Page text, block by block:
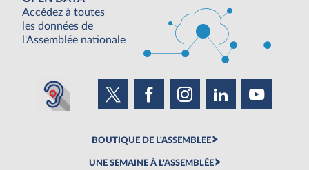
Accédez à toutes
les données de
l'Assemblée nationale
BOUTIQUE DE L'ASSEMBLEE
UNE SEMAINE À L'ASSEMBLÉE